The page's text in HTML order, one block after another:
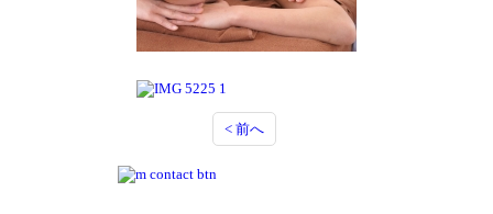
< 前へ